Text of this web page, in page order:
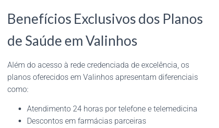
Benefícios Exclusivos dos Planos
de Saúde em Valinhos
Além do acesso à rede credenciada de excelência, os
planos oferecidos em Valinhos apresentam diferenciais
como:
Atendimento 24 horas por telefone e telemedicina
Descontos em farmácias parceiras